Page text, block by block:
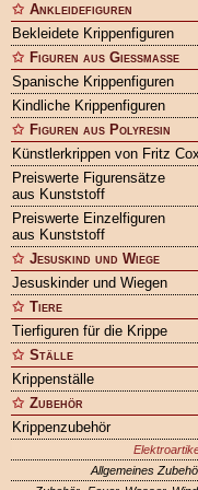
Ankleidefiguren
Bekleidete Krippenfiguren
Figuren aus Gießmasse
Spanische Krippenfiguren
Kindliche Krippenfiguren
Figuren aus Polyresin
Künstlerkrippen von Fritz Cox
Preiswerte Figurensätze
aus Kunststoff
Preiswerte Einzelfiguren
aus Kunststoff
Jesuskind und Wiege
Jesuskinder und Wiegen
Tiere
Tierfiguren für die Krippe
Ställe
Krippenställe
Zubehör
Krippenzubehör
Allgemeines